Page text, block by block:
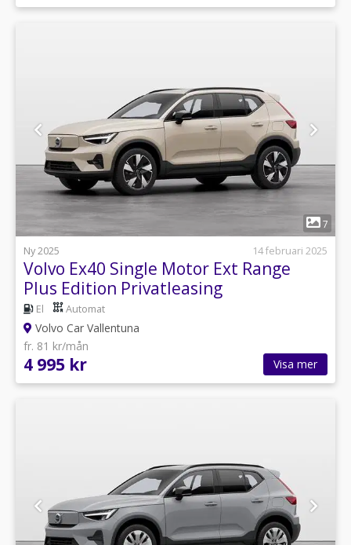
7
Ny 2025
14 februari 2025
Volvo Ex40 Single Motor Ext Range
Plus Edition Privatleasing
El Automat
Volvo Car Vallentuna
fr. 81 kr/mån
4 995 kr Visa mer